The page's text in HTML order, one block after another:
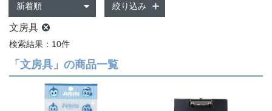
絞り込み
文房具
検索結果：10件
「文房具」の商品一覧